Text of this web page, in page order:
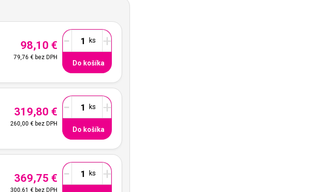
98,10 €
79,76 €bez DPH
- +
Do košíka
319,80 €
260,00 €bez DPH
- +
Do košíka
369,75 €
300,61 €bez DPH
- +